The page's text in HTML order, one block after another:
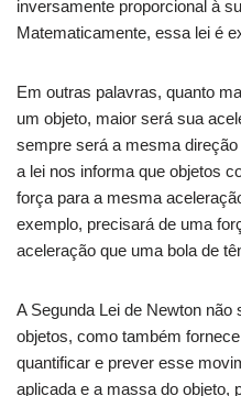
inversamente proporcional à
Matematicamente, essa lei é
Em outras palavras, quanto
um objeto, maior será sua
sempre será a mesma
a lei nos informa que objetos
força para a mesma
exemplo, precisará de uma
aceleração que uma bola de
A Segunda Lei de Newton
objetos, como também
quantificar e prever esse
aplicada e a massa do objeto,